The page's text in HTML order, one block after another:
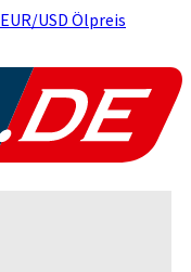
EUR/USD Ölpreis